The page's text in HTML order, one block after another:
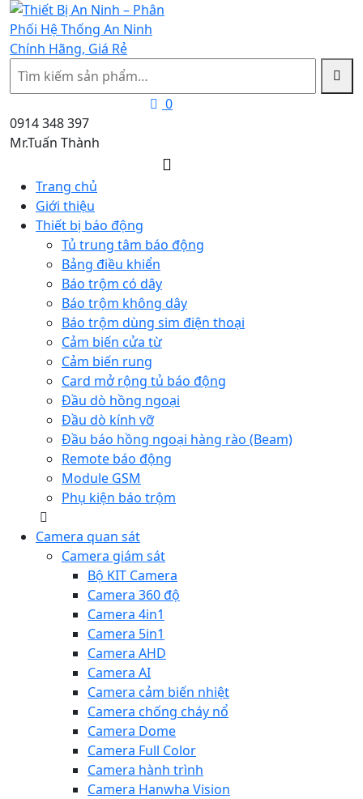
Tìm
kiếm
0
0914 348 397
Mr.Tuấn Thành
Trang chủ
Giới thiệu
Thiết bị báo động
Tủ trung tâm báo động
Bảng điều khiển
Báo trộm có dây
Báo trộm không dây
Báo trộm dùng sim điện thoại
Cảm biến cửa từ
Cảm biến rung
Card mở rộng tủ báo động
Đầu dò hồng ngoại
Đầu dò kính vỡ
Đầu báo hồng ngoại hàng rào (Beam)
Remote báo động
Module GSM
Phụ kiện báo trộm
Camera quan sát
Camera giám sát
Bộ KIT Camera
Camera 360 độ
Camera 4in1
Camera 5in1
Camera AHD
Camera AI
Camera cảm biến nhiệt
Camera chống cháy nổ
Camera Dome
Camera Full Color
Camera hành trình
Camera Hanwha Vision